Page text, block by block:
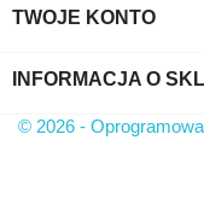
TWOJE KONTO
INFORMACJA O
© 2026 -